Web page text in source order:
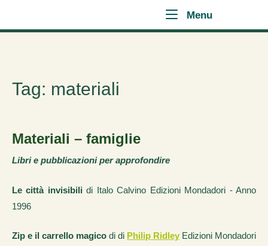
MenuMenu
Tag: materiali
Materiali – famiglie
Libri e pubblicazioni per approfondire
Le città invisibilidi Italo Calvino Edizioni Mondadori - Anno
1996
Zip e il carrello magico di di Philip Ridley Edizioni Mondadori